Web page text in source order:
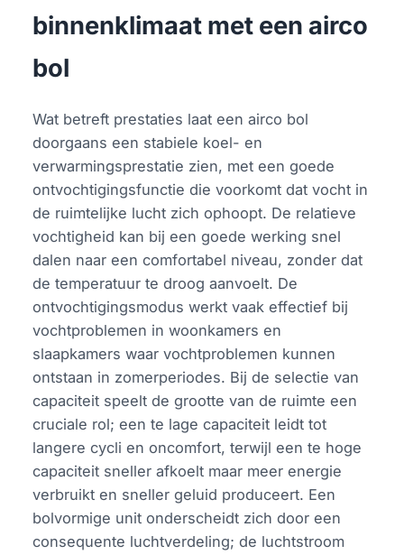
binnenklimaat met een airco
bol
Wat betreft prestaties laat een airco bol
doorgaans een stabiele koel- en
verwarmingsprestatie zien, met een goede
ontvochtigingsfunctie die voorkomt dat vocht in
de ruimtelijke lucht zich ophoopt. De relatieve
vochtigheid kan bij een goede werking snel
dalen naar een comfortabel niveau, zonder dat
de temperatuur te droog aanvoelt. De
ontvochtigingsmodus werkt vaak effectief bij
vochtproblemen in woonkamers en
slaapkamers waar vochtproblemen kunnen
ontstaan in zomerperiodes. Bij de selectie van
capaciteit speelt de grootte van de ruimte een
cruciale rol; een te lage capaciteit leidt tot
langere cycli en oncomfort, terwijl een te hoge
capaciteit sneller afkoelt maar meer energie
verbruikt en sneller geluid produceert. Een
bolvormige unit onderscheidt zich door een
consequente luchtverdeling; de luchtstroom